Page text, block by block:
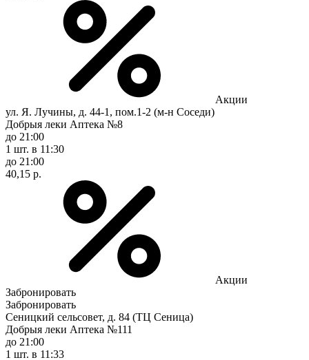
Акции
ул. Я. Лучины, д. 44-1, пом.1-2 (м-н Соседи)
Добрыя леки Аптека №8
до 21:00
1 шт. в 11:30
до 21:00
40,15 р.
Акции
Забронировать
Забронировать
Сеницкий сельсовет, д. 84 (ТЦ Сеница)
Добрыя леки Аптека №111
до 21:00
1 шт. в 11:33